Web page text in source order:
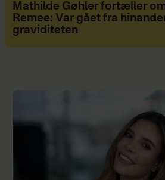
Mathilde Gøhler fortæller
Remee: Var gået fra
graviditeten